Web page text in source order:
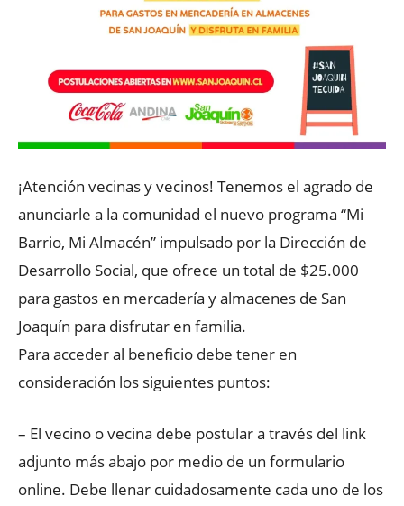
¡Atención vecinas y vecinos! Tenemos el agrado de
anunciarle a la comunidad el nuevo programa “Mi
Barrio, Mi Almacén” impulsado por la Dirección de
Desarrollo Social, que ofrece un total de $25.000
para gastos en mercadería y almacenes de San
Joaquín para disfrutar en familia.
Para acceder al beneficio debe tener en
consideración los siguientes puntos:
– El vecino o vecina debe postular a través del link
adjunto más abajo por medio de un formulario
online. Debe llenar cuidadosamente cada uno de los